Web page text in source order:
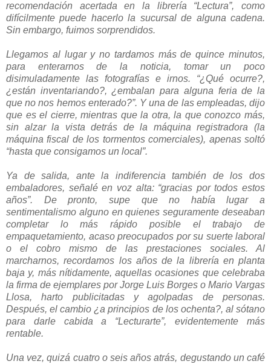
recomendación acertada en la librería “Lectura”, como
difícilmente puede hacerlo la sucursal de alguna cadena.
Sin embargo, fuimos sorprendidos.
Llegamos al lugar y no tardamos más de quince minutos,
para enterarnos de la noticia, tomar un poco
disimuladamente las fotografías e irnos. “¿Qué ocurre?,
¿están inventariando?, ¿embalan para alguna feria de la
que no nos hemos enterado?”. Y una de las empleadas, dijo
que es el cierre, mientras que la otra, la que conozco más,
sin alzar la vista detrás de la máquina registradora (la
máquina fiscal de los tormentos comerciales), apenas soltó
“hasta que consigamos un local”.
Ya de salida, ante la indiferencia también de los dos
embaladores, señalé en voz alta: “gracias por todos estos
años”. De pronto, supe que no había lugar a
sentimentalismo alguno en quienes seguramente deseaban
completar lo más rápido posible el trabajo de
empaquetamiento, acaso preocupados por su suerte laboral
o el cobro mismo de las prestaciones sociales. Al
marcharnos, recordamos los años de la librería en planta
baja y, más nítidamente, aquellas ocasiones que celebraba
la firma de ejemplares por Jorge Luis Borges o Mario Vargas
Llosa, harto publicitadas y agolpadas de personas.
Después, el cambio ¿a principios de los ochenta?, al sótano
para darle cabida a “Lecturarte”, evidentemente más
rentable.
Una vez, quizá cuatro o seis años atrás, degustando un café